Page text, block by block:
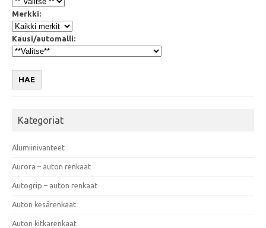
Merkki:
Kausi/automalli:
HAE
Kategoriat
Alumiinivanteet
Aurora – auton renkaat
Autogrip – auton renkaat
Auton kesärenkaat
Auton kitkarenkaat